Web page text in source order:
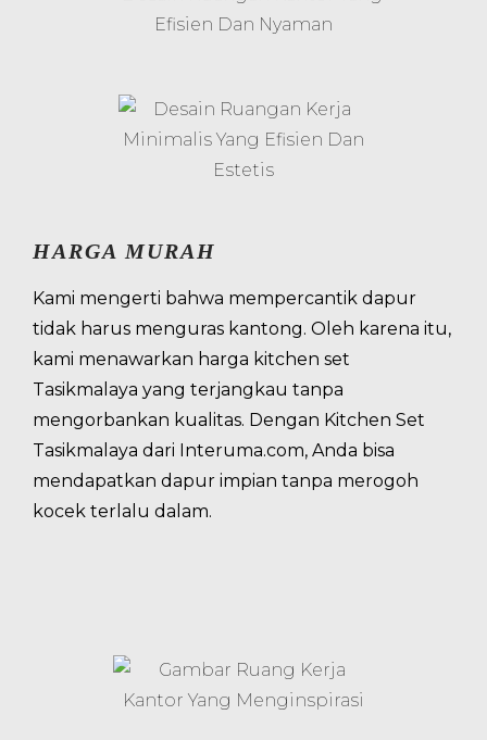
HARGA MURAH
Kami mengerti bahwa mempercantik dapur
tidak harus menguras kantong. Oleh karena itu,
kami menawarkan harga kitchen set
Tasikmalaya yang terjangkau tanpa
mengorbankan kualitas. Dengan Kitchen Set
Tasikmalaya dari Interuma.com, Anda bisa
mendapatkan dapur impian tanpa merogoh
kocek terlalu dalam.